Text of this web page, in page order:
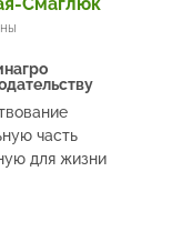
часть
для жизни